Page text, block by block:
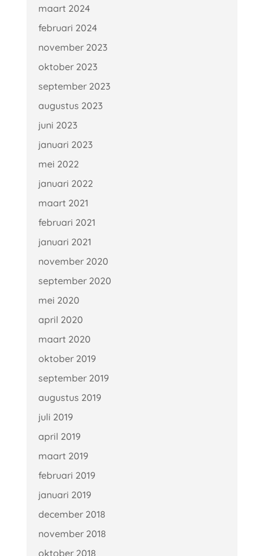
maart 2024
februari 2024
november 2023
oktober 2023
september 2023
augustus 2023
juni 2023
januari 2023
mei 2022
januari 2022
maart 2021
februari 2021
januari 2021
november 2020
september 2020
mei 2020
april 2020
maart 2020
oktober 2019
september 2019
augustus 2019
juli 2019
april 2019
maart 2019
februari 2019
januari 2019
december 2018
november 2018
oktober 2018